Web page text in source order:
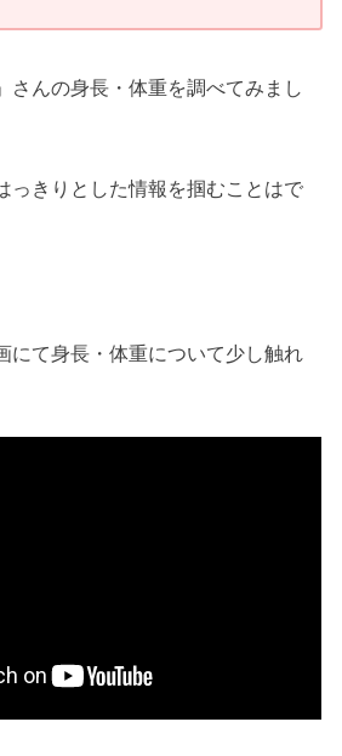
さんの身長・体重を調べてみまし
っきりとした情報を掴むことはで
にて身長・体重について少し触れ